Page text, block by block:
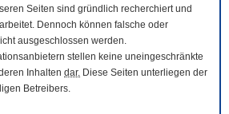
Seiten sind gründlich recherchiert und
Dennoch können falsche oder
ausgeschlossen werden.
stellen keine uneingeschränkte
Inhalten dar. Diese Seiten unterliegen der
Betreibers.